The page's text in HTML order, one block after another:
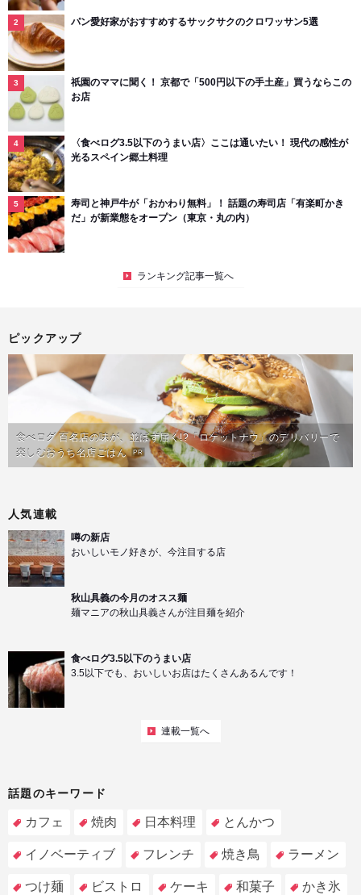
パン愛好家がおすすめするサックサクのクロワッサン5選
祇園のママに聞く！ 京都で「500円以下の手土産」買うならこの
お店
〈食べログ3.5以下のうまい店〉ここは通いたい！ 現代の感性が
光るスペイン郷土料理
寿司と神戸牛が「おかわり無料」！ 話題の寿司店「有楽町かき
だ」が新業態をオープン（東京・丸の内）
ランキング記事一覧へ
ピックアップ
食べログ 百名店の味が、並ばず届く!?「ロケットナウ」のデリバリーで
楽しむおうち名店ごはん PR
人気連載
噂の新店
おいしいモノ好きが、今注目する店
秋山具義の今月のオスス麺
麺マニアの秋山具義さんが注目麺を紹介
食べログ3.5以下のうまい店
3.5以下でも、おいしいお店はたくさんあるんです！
連載一覧へ
話題のキーワード
カフェ 焼肉 日本料理 とんかつ
イノベーティブ フレンチ 焼き鳥 ラーメン
つけ麺 ビストロ ケーキ 和菓子 かき氷